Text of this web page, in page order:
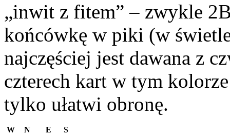
„inwit z fitem” – zwykle
końcówkę w piki (w
najczęściej jest dawana z
czterech kart w tym
tylko ułatwi obronę.
W N E
S